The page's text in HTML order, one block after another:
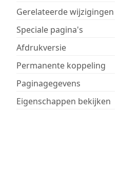
Gerelateerde wijzigingen
Speciale pagina's
Afdrukversie
Permanente koppeling
Paginagegevens
Eigenschappen bekijken